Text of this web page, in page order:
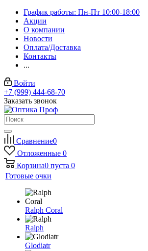
График работы: Пн-Пт 10:00-18:00
Акции
О компании
Новости
Оплата/Доставка
Контакты
...
Войти
+7 (999) 444-68-70
Заказать звонок
Сравнение0
Отложенные 0
Корзина0 пуста 0
Готовые очки
Ralph Coral
Ralph
Glodiatr